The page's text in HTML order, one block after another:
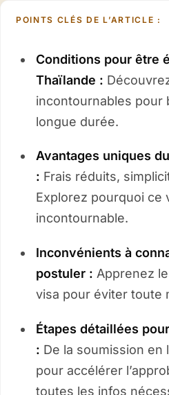
POINTS CLÉS DE L’ARTICLE :
Conditions pour être
Thaïlande :
incontournables pour
longue durée.
Avantages uniques
: Frais réduits,
Explorez pourquoi ce
incontournable.
Inconvénients à
postuler : Apprenez
visa pour éviter toute
Étapes détaillées
: De la soumission en
pour accélérer
toutes les infos